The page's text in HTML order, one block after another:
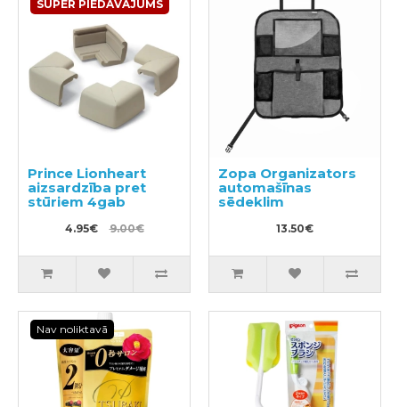
SUPER PIEDĀVĀJUMS
Prince Lionheart
aizsardzība pret
stūriem 4gab
4.95€ 9.00€
Zopa Organizators
automašīnas
sēdeklim
13.50€
Nav noliktavā